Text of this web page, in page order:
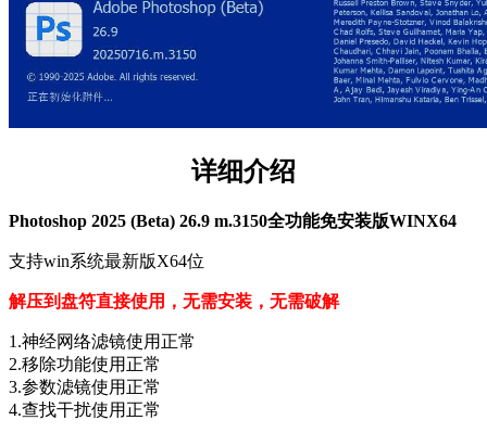
详细介绍
Photoshop 2025 (Beta) 26.9 m.3150全功能免安装版WINX64
支持win系统最新版X64位
解压到盘符直接使用，无需安装，无需破解
1.神经网络滤镜使用正常
2.移除功能使用正常
3.参数滤镜使用正常
4.查找干扰使用正常